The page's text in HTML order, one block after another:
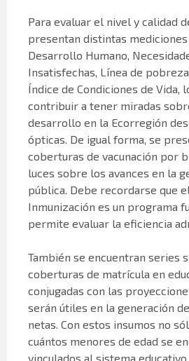
Para evaluar el nivel y calidad
presentan distintas
Desarrollo Humano,
Insatisfechas, Línea de
Índice de Condiciones de Vida,
contribuir a tener miradas
desarrollo en la Ecorregión
ópticas. De igual forma, se
coberturas de vacunación por
luces sobre los avances en la
pública. Debe recordarse que
Inmunización es un programa
permite evaluar la eficiencia
También se encuentran series
coberturas de matrícula en
conjugadas con las
serán útiles en la generación
netas. Con estos insumos no
cuántos menores de edad se
vinculados al sistema educativo